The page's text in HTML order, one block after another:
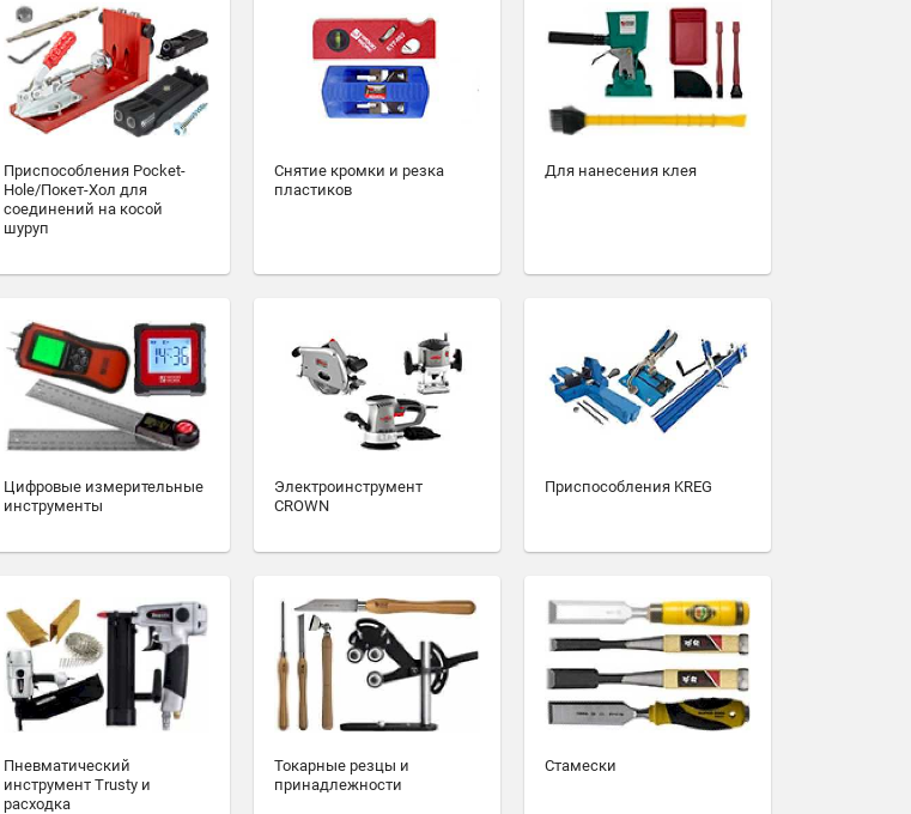
Приспособления Pocket-
Hole/Покет-Хол для
соединений на косой
шуруп
Снятие кромки и резка
пластиков
Для нанесения клея
Цифровые измерительные
инструменты
Электроинструмент
CROWN
Приспособления KREG
Пневматический
инструмент Trusty и
расходка
Токарные резцы и
принадлежности
Стамески